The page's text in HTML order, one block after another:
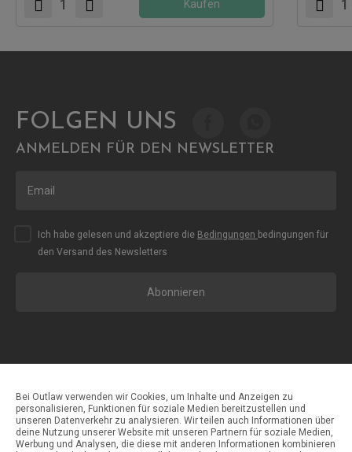
Kaufen
FOLGEN UNS
ANMELDEN FÜR DEN NEWSLETTER
Abonnieren
Ich habe gelesen und akzeptiere die Bedingungen bedingungen für
den Versand des Newsletters
Zahlungsmethoden
Bei Outlaw verwenden wir Cookies, um Inhalte und Anzeigen zu
personalisieren, Funktionen für soziale Medien bereitzustellen und
unseren Datenverkehr zu analysieren. Wir teilen auch Informationen über
deine Nutzung unserer Website mit unseren Partnern für soziale Medien,
Werbung und Analysen, die diese mit anderen Informationen kombinieren